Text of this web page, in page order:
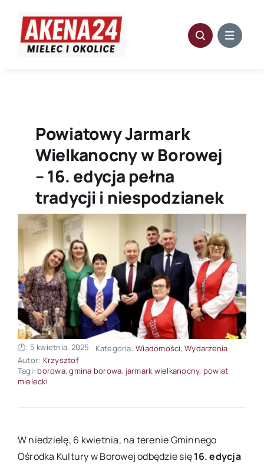
zawartości
Powiatowy Jarmark
Wielkanocny w Borowej
– 16. edycja pełna
tradycji i niespodzianek
🕐: 5 kwietnia, 2025 Kategoria:Wiadomości,Wydarzenia
Autor: Krzysztof
Tagi: borowa,gmina borowa, jarmark wielkanocny, powiat
mielecki
W niedzielę, 6 kwietnia, na terenie Gminnego
Ośrodka Kultury w Borowej odbędzie się16. edycja